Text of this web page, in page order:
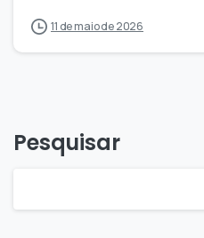
11 de maio de 2026
Pesquisar